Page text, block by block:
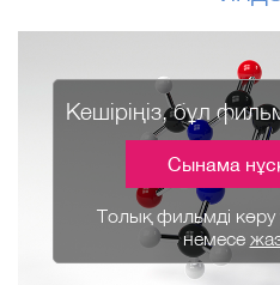
Кешіріңіз, бұл
Сынама
Толық фильмді көру
немесе